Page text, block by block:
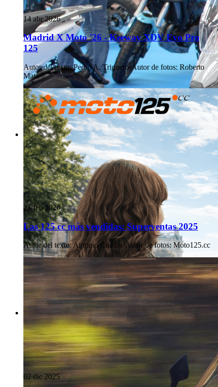
14 abr 2026
Madrid X Moto '26 - Keeway XDV Evo Pro
125
Autor del texto: Pedro A. Triguero·Autor de fotos: Roberto
Maté
21 feb 2026
Las 125 cc más vendidas: Superventas 2025
Autor del texto:Antonio Cuadra·Autor de fotos: Moto125.cc
02 dic 2025